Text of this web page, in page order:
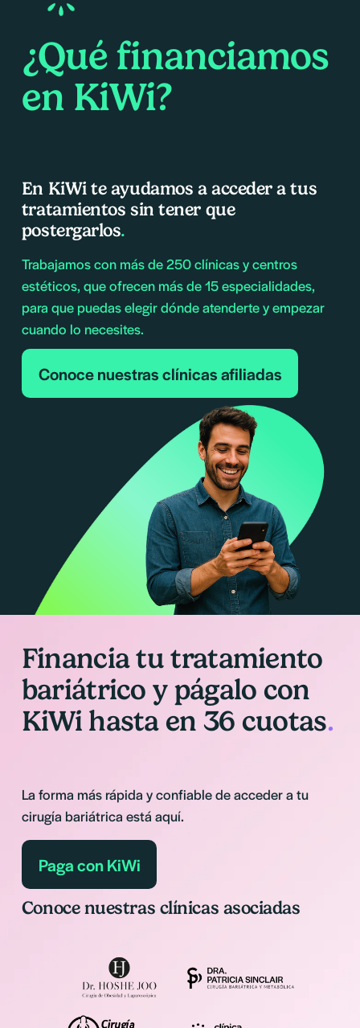
¿Qué financiamos
en KiWi?
En KiWi te ayudamos a acceder a tus
tratamientos sin tener que
postergarlos.
Trabajamos con más de 250 clínicas y centros
estéticos, que ofrecen más de 15 especialidades,
para que puedas elegir dónde atenderte y empezar
cuando lo necesites.
Conoce nuestras clínicas afiliadas
Financia tu tratamiento
bariátrico y págalo con
KiWi hasta en 36 cuotas.
La forma más rápida y confiable de acceder a tu
cirugía bariátrica está aquí.
Paga con KiWi
Conoce nuestras clínicas asociadas